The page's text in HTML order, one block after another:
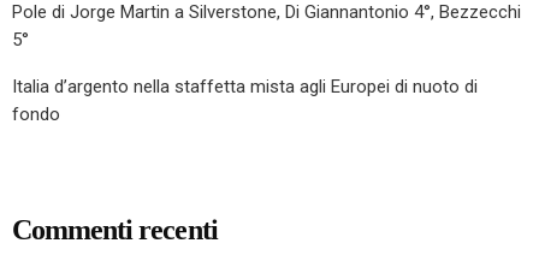
Pole di Jorge Martin a Silverstone, Di Giannantonio 4°, Bezzecchi
5°
Italia d’argento nella staffetta mista agli Europei di nuoto di
fondo
Commenti recenti